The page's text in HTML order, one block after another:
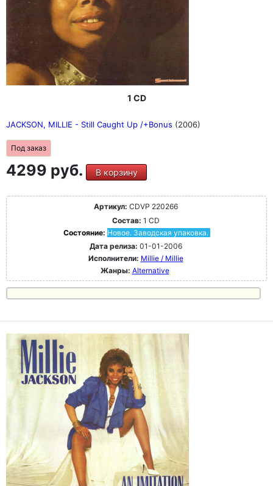
1 CD
JACKSON, MILLIE - Still Caught Up /+Bonus (2006)
Под заказ
4299 руб. В корзину
Артикул: CDVP 220266
Состав: 1 CD
Состояние: Новое. Заводская упаковка.
Дата релиза: 01-01-2006
Исполнители: Millie / Millie
Жанры: Alternative